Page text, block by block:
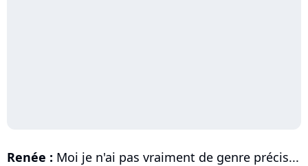
Renée : Moi je n'ai pas vraiment de genre précis...